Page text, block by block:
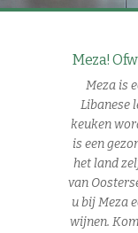
Meza!
Meza is
Libanese
keuken
is een
het land
van
u bij Meza
wijnen.